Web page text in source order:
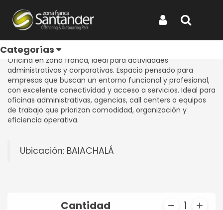
Categorías
Oficina 607
REF: OFICINA 607
Oficina en zona franca, ideal para actividades
administrativas y corporativas. Espacio pensado para
empresas que buscan un entorno funcional y profesional,
con excelente conectividad y acceso a servicios. Ideal para
oficinas administrativas, agencias, call centers o equipos
de trabajo que priorizan comodidad, organización y
eficiencia operativa.
Ubicación: BAIACHALÁ
Cantidad 1